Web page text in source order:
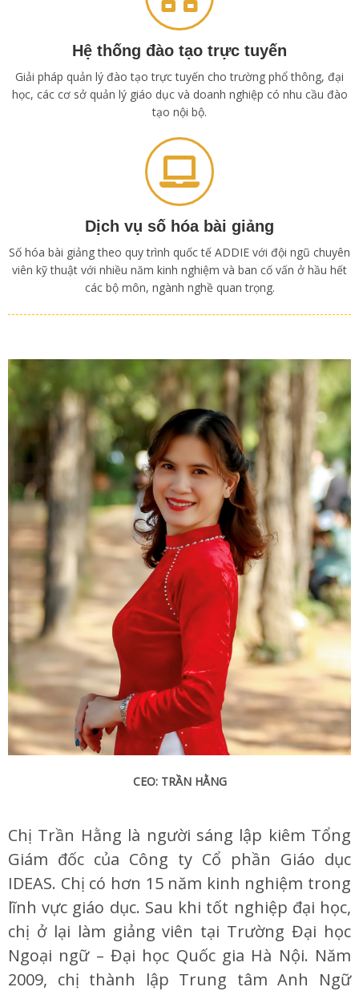
Hệ thống đào tạo trực tuyến
Giải pháp quản lý đào tạo trực tuyến cho trường phổ thông, đại
học, các cơ sở quản lý giáo dục và doanh nghiệp có nhu cầu đào
tạo nội bộ.
Dịch vụ số hóa bài giảng
Số hóa bài giảng theo quy trình quốc tế ADDIE với đội ngũ chuyên
viên kỹ thuật với nhiều năm kinh nghiệm và ban cố vấn ở hầu hết
các bộ môn, ngành nghề quan trọng.
CEO: TRẦN HẰNG
Chị Trần Hằng là người sáng lập kiêm Tổng
Giám đốc của Công ty Cổ phần Giáo dục
IDEAS. Chị có hơn 15 năm kinh nghiệm trong
lĩnh vực giáo dục. Sau khi tốt nghiệp đại học,
chị ở lại làm giảng viên tại Trường Đại học
Ngoại ngữ – Đại học Quốc gia Hà Nội. Năm
2009, chị thành lập Trung tâm Anh Ngữ